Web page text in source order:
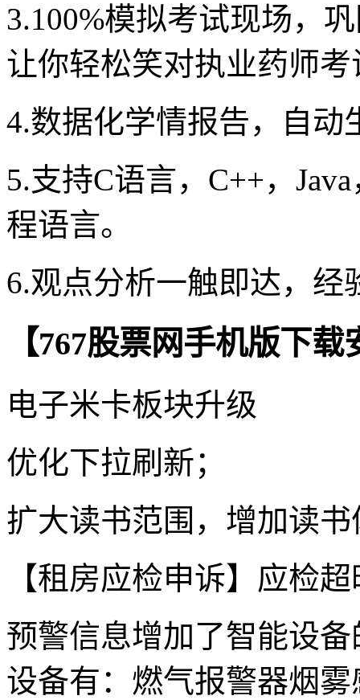
3.100%模拟考试现场，
让你轻松笑对执业药师考
4.数据化学情报告，自动
5.支持C语言，C++，
程语言。
6.观点分析一触即达，
【767股票网手机版下
电子米卡板块升级
优化下拉刷新；
扩大读书范围，增加读书
【租房应检申诉】应检
预警信息增加了智能设
设备有：燃气报警器烟